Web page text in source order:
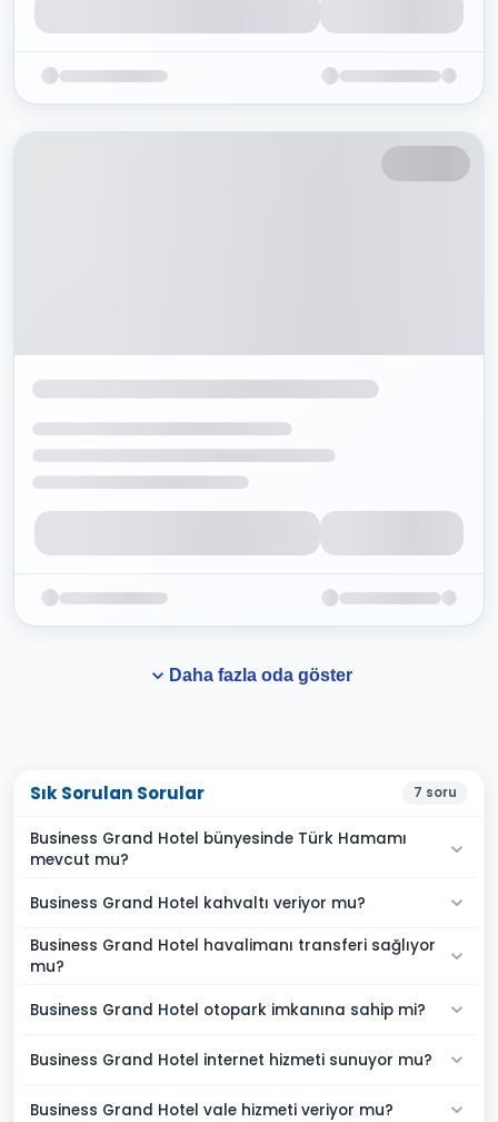
Daha fazla oda göster
Sık Sorulan Sorular 7 soru
Business Grand Hotel bünyesinde Türk Hamamı
mevcut mu?
Business Grand Hotel kahvaltı veriyor mu?
Business Grand Hotel havalimanı transferi sağlıyor
mu?
Business Grand Hotel otopark imkanına sahip mi?
Business Grand Hotel internet hizmeti sunuyor mu?
Business Grand Hotel vale hizmeti veriyor mu?